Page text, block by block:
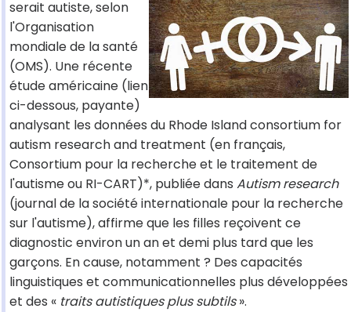
serait autiste, selon
l'Organisation
mondiale de la santé
(OMS). Une récente
étude américaine (lien
ci-dessous, payante)
analysant les données du Rhode Island consortium for
autism research and treatment (en français,
Consortium pour la recherche et le traitement de
l'autisme ou RI-CART)*, publiée dans Autism research
(journal de la société internationale pour la recherche
sur l'autisme), affirme que les filles reçoivent ce
diagnostic environ un an et demi plus tard que les
garçons. En cause, notamment ? Des capacités
linguistiques et communicationnelles plus développées
et des « traits autistiques plus subtils».